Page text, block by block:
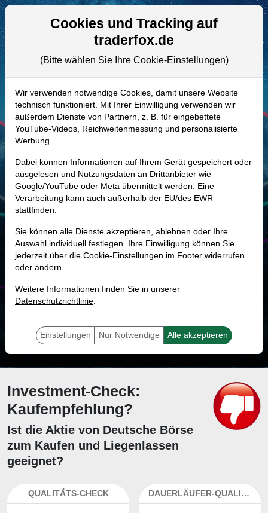
Aktien- und Artikelsuche
581005 | DB1–Deutsche Börse
Aktie
Realtime-Aktienkurs:
- - -
-
Marktkapitalisierung 49,43 Mrd. EUR
Unternehmenswert
Umsatz 7,38 Mrd. EUR
60.6 %
mit dieser Aktie erfolgreich sein.
Investment-Check:
Kaufempfehlung?
Ist die Aktie von Deutsche Börse
zum Kaufen und Liegenlassen
geeignet?
QUALITÄTS-CHECK DAUERLÄUFER-QUALITÄTEN
Cookies und Tracking auf
traderfox.de
(Bitte wählen Sie Ihre Cookie-Einstellungen)
Wir verwenden notwendige Cookies, damit unsere Website
technisch funktioniert. Mit Ihrer Einwilligung verwenden wir
außerdem Dienste von Partnern, z. B. für eingebettete
YouTube-Videos, Reichweitenmessung und personalisierte
Werbung.
Dabei können Informationen auf Ihrem Gerät gespeichert oder
ausgelesen und Nutzungsdaten an Drittanbieter wie
Google/YouTube oder Meta übermittelt werden. Eine
Verarbeitung kann auch außerhalb der EU/des EWR
stattfinden.
Sie können alle Dienste akzeptieren, ablehnen oder Ihre
Auswahl individuell festlegen. Ihre Einwilligung können Sie
jederzeit über die Cookie-Einstellungen im Footer widerrufen
oder ändern.
Weitere Informationen finden Sie in unserer
Datenschutzrichtlinie.
Einstellungen Nur Notwendige Alle akzeptieren